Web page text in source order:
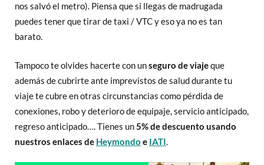
nos salvó el metro). Piensa que si llegas de madrugada
puedes tener que tirar de taxi / VTC y eso ya no es tan
barato.
Tampoco te olvides hacerte con unseguro de viajeque
además de cubrirte ante imprevistos de salud durante tu
viaje te cubre en otras circunstancias como pérdida de
conexiones, robo y deterioro de equipaje, servicio anticipado,
regreso anticipado…. Tienes un5% de descuento usando
nuestros enlaces de Heymondo e IATI.